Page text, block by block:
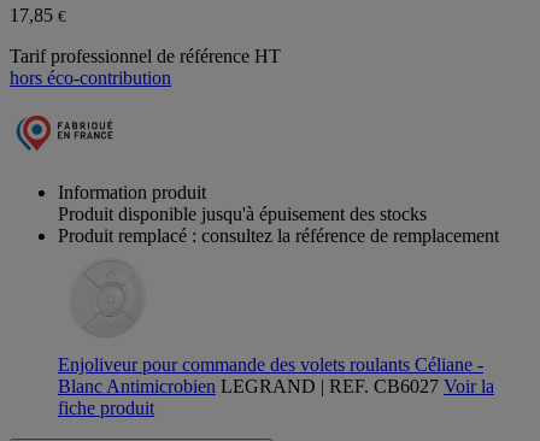
17,85 €
Tarif professionnel de référence HT
hors éco-contribution
Information produit
Produit disponible jusqu'à épuisement des stocks
Produit remplacé : consultez la référence de remplacement
Enjoliveur pour commande des volets roulants Céliane -
Blanc Antimicrobien LEGRAND | REF. CB6027 Voir la
fiche produit